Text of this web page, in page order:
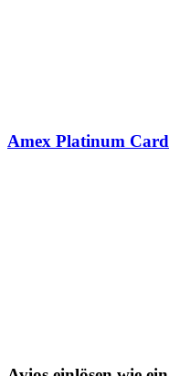
Amex Platinum